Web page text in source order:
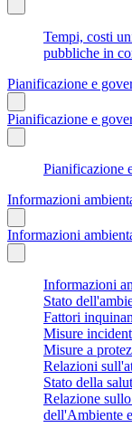
Tempi, costi
pubbliche in
Pianificazione e
Pianificazione e
Pianificazione
Informazioni
Informazioni
Informazioni
Stato
Fattori
Misure
Misure a
Relazioni
Stato della
Relazione
dell'Ambiente